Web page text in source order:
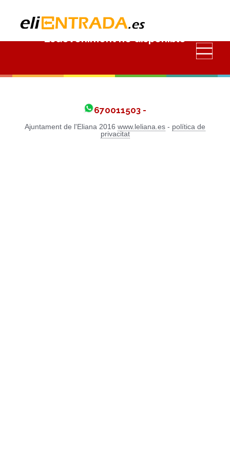
Esdeveniment no disponible
670011503 -
Ajuntament de l'Eliana 2016 www.leliana.es - política de
privacitat